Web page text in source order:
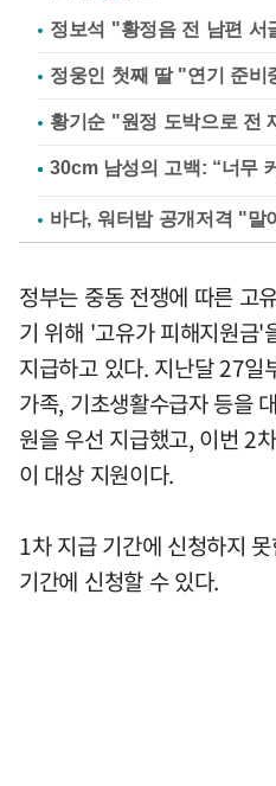
정보석 "황정음 전 남편
정웅인 첫째 딸 "연기 준비
황기순 "원정 도박으로 전
바다, 워터밤 공개저격 "말
정부는 중동 전쟁에 따른 고
기 위해 '고유가 피해지원금'
지급하고 있다. 지난달 27일
가족, 기초생활수급자 등을
원을 우선 지급했고, 이번 2
이 대상 지원이다.
1차 지급 기간에 신청하지
기간에 신청할 수 있다.